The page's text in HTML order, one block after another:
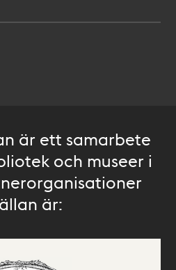
är ett samarbete
och museer i
är: